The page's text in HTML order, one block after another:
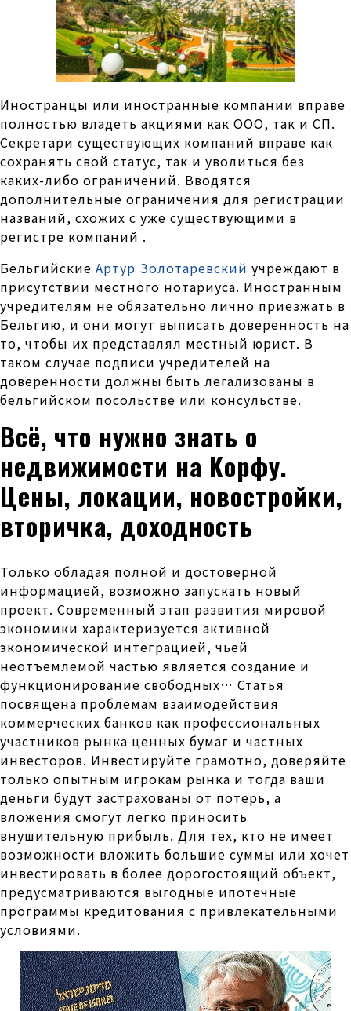
Иностранцы или иностранные компании вправе
полностью владеть акциями как ООО, так и СП.
Секретари существующих компаний вправе как
сохранять свой статус, так и уволиться без
каких-либо ограничений. Вводятся
дополнительные ограничения для регистрации
названий, схожих с уже существующими в
регистре компаний .
Бельгийские Артур Золотаревский учреждают в
присутствии местного нотариуса. Иностранным
учредителям не обязательно лично приезжать в
Бельгию, и они могут выписать доверенность на
то, чтобы их представлял местный юрист. В
таком случае подписи учредителей на
доверенности должны быть легализованы в
бельгийском посольстве или консульстве.
Всё, что нужно знать о
недвижимости на Корфу.
Цены, локации, новостройки,
вторичка, доходность
Только обладая полной и достоверной
информацией, возможно запускать новый
проект. Современный этап развития мировой
экономики характеризуется активной
экономической интеграцией, чьей
неотъемлемой частью является создание и
функционирование свободных… Статья
посвящена проблемам взаимодействия
коммерческих банков как профессиональных
участников рынка ценных бумаг и частных
инвесторов. Инвестируйте грамотно, доверяйте
только опытным игрокам рынка и тогда ваши
деньги будут застрахованы от потерь, а
вложения смогут легко приносить
внушительную прибыль. Для тех, кто не имеет
возможности вложить большие суммы или хочет
инвестировать в более дорогостоящий объект,
предусматриваются выгодные ипотечные
программы кредитования с привлекательными
условиями.